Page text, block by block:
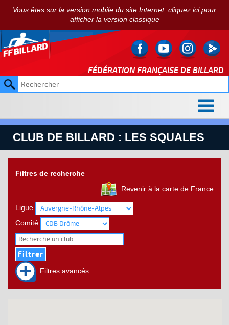
Vous êtes sur la version mobile du site Internet, cliquez ici pour
afficher la version classique
FÉDÉRATION FRANÇAISE DE BILLARD
CLUB DE BILLARD : LES SQUALES
Filtres de recherche
Revenir à la carte de France
Ligue
Comité
Filtres avancés